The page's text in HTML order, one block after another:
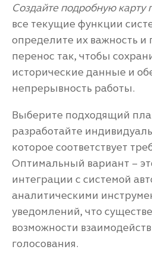
Создайте подробную карту
все текущие функции
определите их важность и
перенос так, чтобы
исторические данные и
непрерывность работы.
Выберите подходящий
разработайте
которое соответствует
Оптимальный вариант –
интеграции с системой
аналитическими
уведомлений, что
возможности
голосования.